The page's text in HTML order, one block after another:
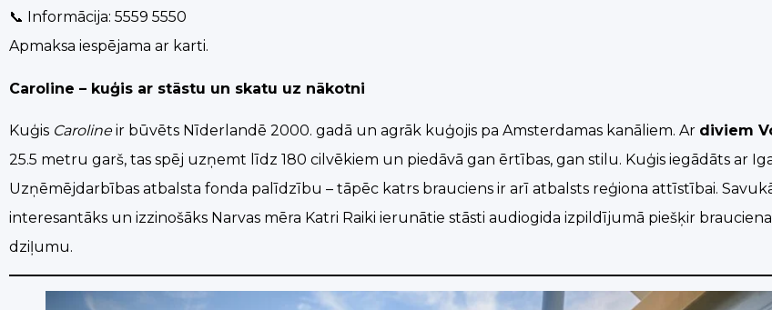
📞 Informācija: 5559 5550
Apmaksa iespējama ar karti.
Caroline – kuģis ar stāstu un skatu uz nākotni
Kuģis Carolineir būvēts Nīderlandē 2000. gadā un agrāk kuģojis pa Amsterdamas kanāliem. Ar diviem
25.5 metru garš, tas spēj uzņemt līdz 180 cilvēkiem un piedāvā gan ērtības, gan stilu. Kuģis iegādāts ar
Uzņēmējdarbības atbalsta fonda palīdzību – tāpēc katrs brauciens ir arī atbalsts reģiona attīstībai.
interesantāks un izzinošāks Narvas mēra Katri Raiki ierunātie stāsti audiogida izpildījumā piešķir
dziļumu.